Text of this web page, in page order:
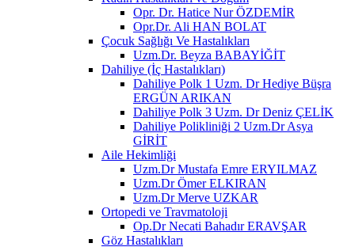
Opr. Dr. Hatice Nur ÖZDEMİR
Opr.Dr. Ali HAN BOLAT
Çocuk Sağlığı Ve Hastalıkları
Uzm.Dr. Beyza BABAYİĞİT
Dahiliye (İç Hastalıkları)
Dahiliye Polk 1 Uzm. Dr Hediye Büşra
ERGÜN ARIKAN
Dahiliye Polk 3 Uzm. Dr Deniz ÇELİK
Dahiliye Polikliniği 2 Uzm.Dr Asya
GİRİT
Aile Hekimliği
Uzm.Dr Mustafa Emre ERYILMAZ
Uzm.Dr Ömer ELKIRAN
Uzm.Dr Merve UZKAR
Ortopedi ve Travmatoloji
Op.Dr Necati Bahadır ERAVŞAR
Göz Hastalıkları